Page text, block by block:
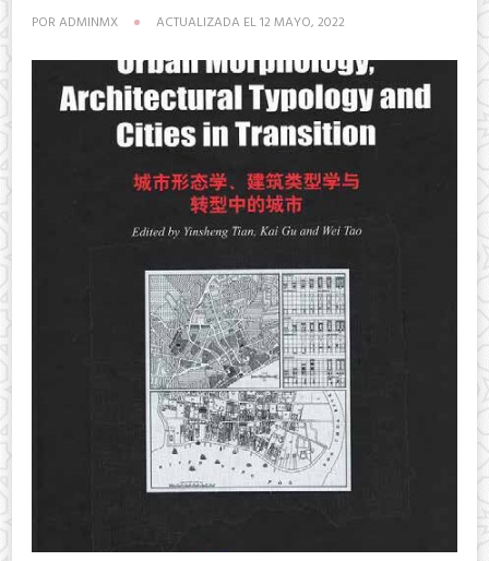
POR ADMINMX ACTUALIZADA EL12 MAYO, 2022